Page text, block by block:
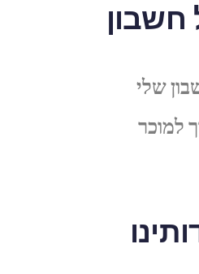
חשבון
שלי
למוכר